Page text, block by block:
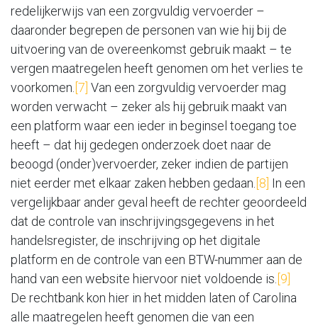
redelijkerwijs van een zorgvuldig vervoerder –
daaronder begrepen de personen van wie hij bij de
uitvoering van de overeenkomst gebruik maakt – te
vergen maatregelen heeft genomen om het verlies te
voorkomen. [7] Van een zorgvuldig vervoerder mag
worden verwacht – zeker als hij gebruik maakt van
een platform waar een ieder in beginsel toegang toe
heeft – dat hij gedegen onderzoek doet naar de
beoogd (onder)vervoerder, zeker indien de partijen
niet eerder met elkaar zaken hebben gedaan. [8] In een
vergelijkbaar ander geval heeft de rechter geoordeeld
dat de controle van inschrijvingsgegevens in het
handelsregister, de inschrijving op het digitale
platform en de controle van een BTW-nummer aan de
hand van een website hiervoor niet voldoende is. [9]
De rechtbank kon hier in het midden laten of Carolina
alle maatregelen heeft genomen die van een